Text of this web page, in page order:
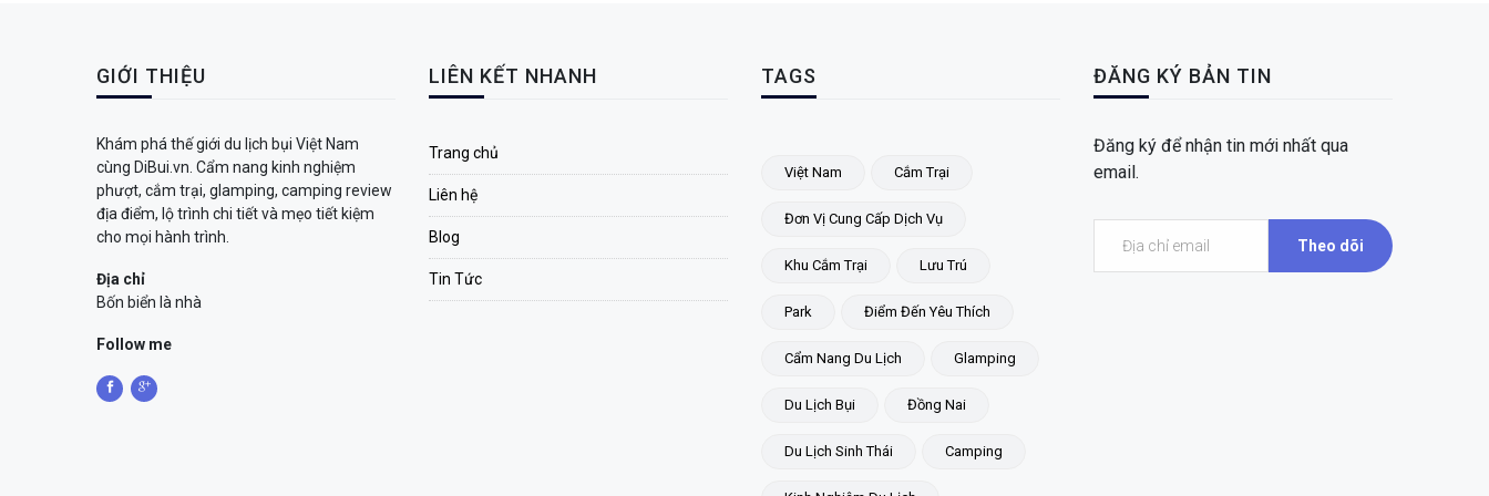
GIỚI THIỆU
Khám phá thế giới du lịch bụi Việt Nam
cùng DiBui.vn. Cẩm nang kinh nghiệm
phượt, cắm trại, glamping, camping review
địa điểm, lộ trình chi tiết và mẹo tiết kiệm
cho mọi hành trình.
Địa chỉ
Bốn biển là nhà
Follow me
LIÊN KẾT NHANH
Trang chủ
Liên hệ
Blog
Tin Tức
TAGS
Việt Nam Cắm Trại
Đơn Vị Cung Cấp Dịch Vụ
Khu Cắm Trại Lưu Trú
Park Điểm Đến Yêu Thích
Cẩm Nang Du Lịch Glamping
Du Lịch Bụi Đồng Nai
Du Lịch Sinh Thái Camping
ĐĂNG KÝ BẢN TIN
Đăng ký để nhận tin mới nhất qua
email.
Theo dõi